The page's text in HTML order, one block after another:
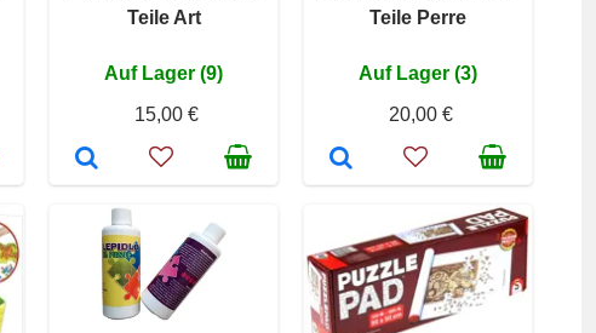
Teile Art
Auf Lager (9)
15,00 €
Teile Perre
Auf Lager (3)
20,00 €